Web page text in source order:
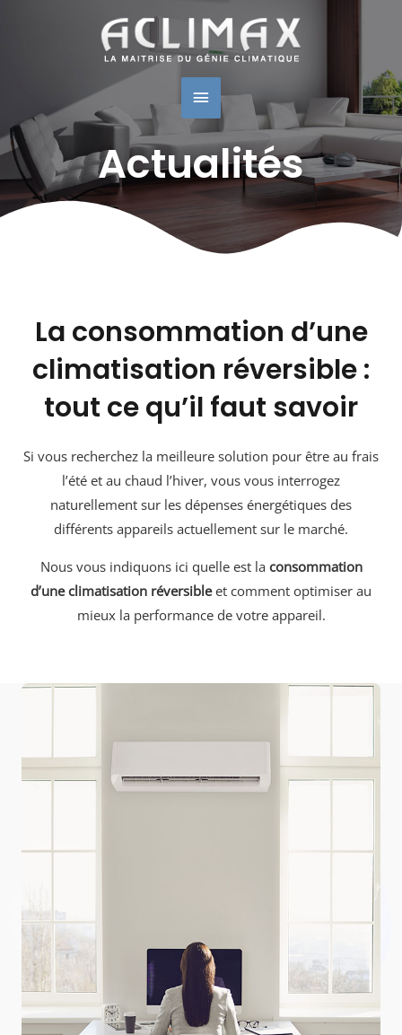
Menu
Principal
Actualités
La consommation d’une
climatisation réversible :
tout ce qu’il faut savoir
Si vous recherchez la meilleure solution pour être au frais
l’été et au chaud l’hiver, vous vous interrogez
naturellement sur les dépenses énergétiques des
différents appareils actuellement sur le marché.
Nous vous indiquons ici quelle est la consommation
d’une climatisation réversibleet comment optimiser au
mieux la performance de votre appareil.